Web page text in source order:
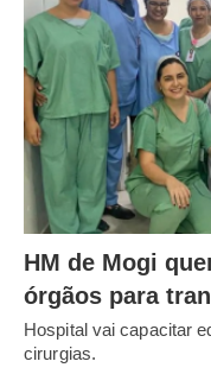
HM de Mogi
órgãos para
Hospital vai capacitar
cirurgias.